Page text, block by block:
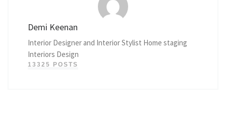
Demi Keenan
Interior Designer and Interior Stylist Home staging
Interiors Design
13325 POSTS